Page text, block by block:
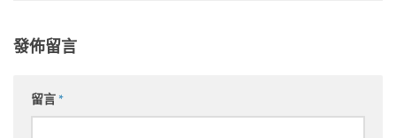
發佈留言
留言*